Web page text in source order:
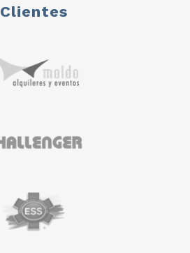
Clientes